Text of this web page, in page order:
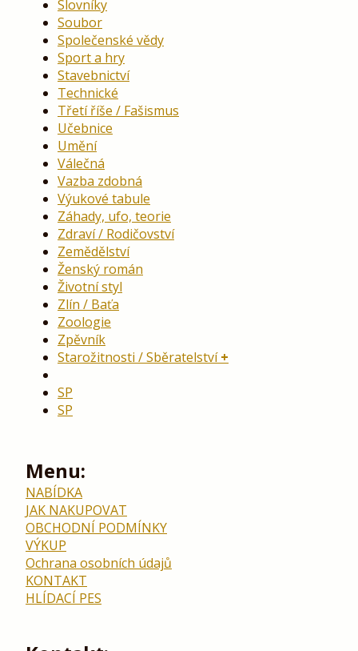
Slovníky
Soubor
Společenské vědy
Sport a hry
Stavebnictví
Technické
Třetí říše / Fašismus
Učebnice
Umění
Válečná
Vazba zdobná
Výukové tabule
Záhady, ufo, teorie
Zdraví / Rodičovství
Zemědělství
Ženský román
Životní styl
Zlín / Baťa
Zoologie
Zpěvník
Starožitnosti / Sběratelství
SP
SP
Menu:
NABÍDKA
JAK NAKUPOVAT
OBCHODNÍ PODMÍNKY
VÝKUP
Ochrana osobních údajů
KONTAKT
HLÍDACÍ PES